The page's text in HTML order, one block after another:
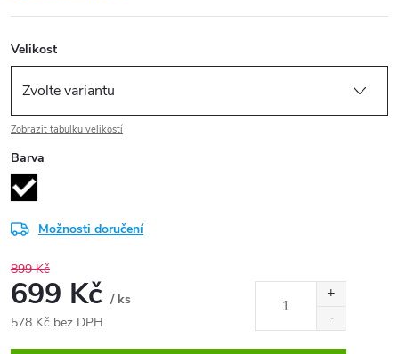
Velikost
Zobrazit tabulku velikostí
Barva
Možnosti doručení
899 Kč
699 Kč / ks
578 Kč bez DPH